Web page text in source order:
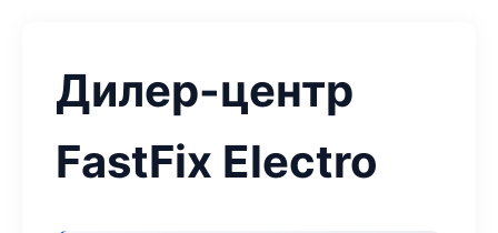
Дилер-центр
FastFix Electro